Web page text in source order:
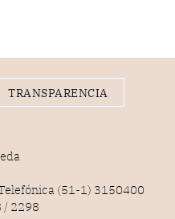
TRANSPARENCIA
(51-1) 3150400
/ 2298